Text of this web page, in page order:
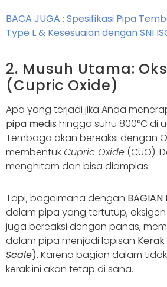
BACA JUGA : Spesifikasi Pipa
Type L & Kesesuaian dengan SNI
2. Musuh Utama:
(Cupric Oxide)
Apa yang terjadi jika Anda
pipa medis hingga suhu 800°C di
Tembaga akan bereaksi dengan
membentukCupric Oxide (CuO).
menghitam dan bisa diamplas.
Tapi, bagaimana dengan BAGIAN
dalam pipa yang tertutup,
juga bereaksi dengan panas,
dalam pipa menjadi lapisan
Scale). Karena bagian dalam
kerak ini akan tetap di sana.